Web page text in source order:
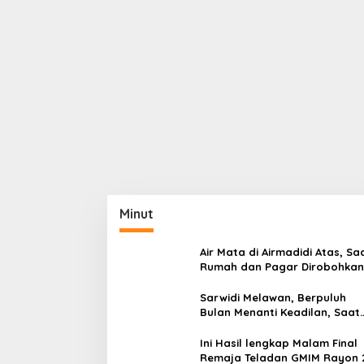
Minut
Air Mata di Airmadidi Atas,
Rumah dan Pagar
Sarwidi Melawan, Berpuluh
Bulan Menanti Keadilan, Saat
Harapan Diuji
Ini Hasil lengkap Malam Final
Remaja Teladan GMIM Rayon